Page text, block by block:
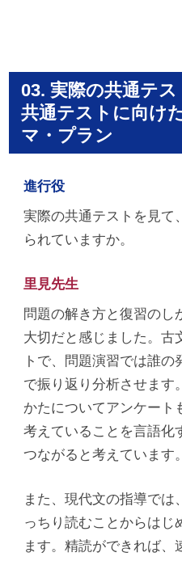
03. 実際の共通テ
共通テストに向け
マ・プラン
進行役
実際の共通テストを見て
られていますか。
里見先生
問題の解き方と復習のし
大切だと感じました。古
トで、問題演習では誰
で振り返り分析させます
かたについてアンケート
考えていることを言語化
つながると考えています。
また、現代文の指導では
っちり読むことからはじ
ます。精読ができれば、